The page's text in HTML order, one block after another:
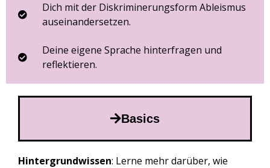
Dich mit der Diskriminerungsform Ableismus
auseinandersetzen.​
Deine eigene Sprache hinterfragen und
reflektieren.​
Basics
Hintergrundwissen: Lerne mehr darüber, wie